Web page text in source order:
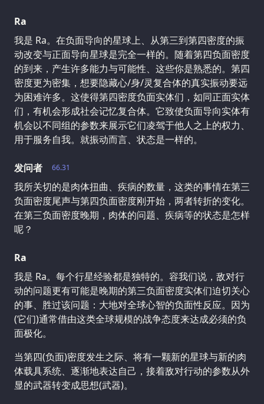
Ra
我是 Ra。在负面导向的星球上、从第三到第四密度的振
动改变与正面导向星球是完全一样的。随着第四负面密度
的到来，产生许多能力与可能性、这些你是熟悉的。第四
密度更为密集，想要隐藏心/身/灵复合体的真实振动要远
为困难许多。这使得第四密度负面实体们，如同正面实体
们，有机会形成社会记忆复合体。它致使负面导向实体有
机会以不同组的参数来展示它们凌驾于他人之上的权力、
用于服务自我。就振动而言、状态是一样的。
66.31
发问者
我所关切的是肉体扭曲、疾病的数量，这类的事情在第三
负面密度尾声与第四负面密度刚开始，两者转折的变化。
在第三负面密度晚期，肉体的问题、疾病等的状态是怎样
呢？
Ra
我是 Ra。每个行星经验都是独特的。容我们说，敌对行
动的问题更有可能是晚期的第三负面密度实体们迫切关心
的事、胜过该问题：大地对全球心智的负面性反应。因为
(它们)通常借由这类全球规模的战争态度来达成必须的负
面极化。
当第四(负面)密度发生之际、将有一颗新的星球与新的肉
体载具系统、逐渐地表达自己，接着敌对行动的参数从外
显的武器转变成思想(武器)。